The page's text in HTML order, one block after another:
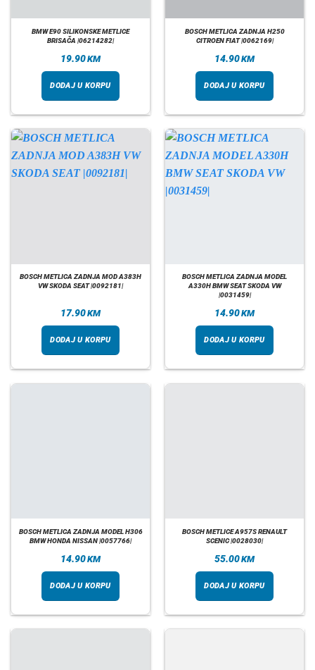
BMW E90 SILIKONSKE METLICE
BRISAČA |06214282|
19.90KM
DODAJ U KORPU
BOSCH METLICA ZADNJA H250
CITROEN FIAT |0062169|
14.90KM
DODAJ U KORPU
BOSCH METLICA ZADNJA MOD A383H
VW SKODA SEAT |0092181|
17.90KM
DODAJ U KORPU
BOSCH METLICA ZADNJA MODEL
A330H BMW SEAT SKODA VW
|0031459|
14.90KM
DODAJ U KORPU
BOSCH METLICA ZADNJA MODEL H306
BMW HONDA NISSAN |0057766|
14.90KM
DODAJ U KORPU
BOSCH METLICE A957S RENAULT
SCENIC |0028030|
55.00KM
DODAJ U KORPU